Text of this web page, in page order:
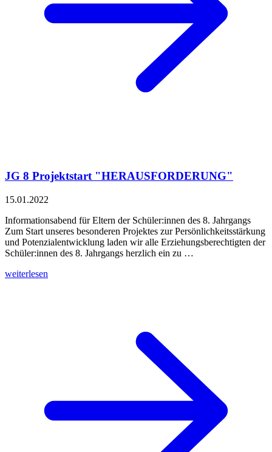
JG 8 Projektstart "HERAUSFORDERUNG"
15.01.2022
Informationsabend für Eltern der Schüler:innen des 8. Jahrgangs
Zum Start unseres besonderen Projektes zur Persönlichkeitsstärkung
und Potenzialentwicklung laden wir alle Erziehungsberechtigten der
Schüler:innen des 8. Jahrgangs herzlich ein zu …
weiterlesen